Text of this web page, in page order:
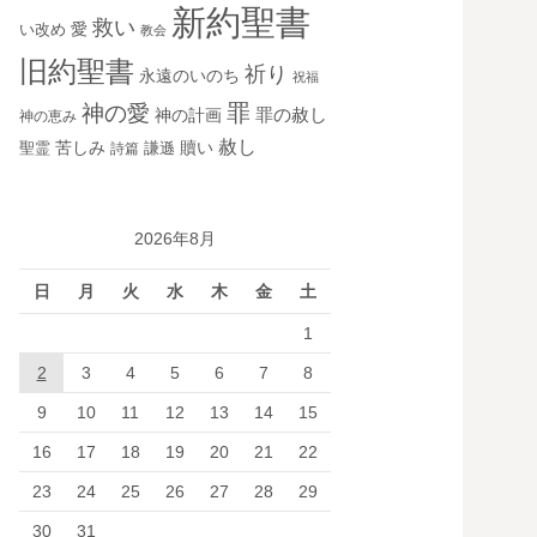
い改め 愛 救い 教会 新約聖書
旧約聖書 永遠のいのち 祈り 祝福
神の恵み 神の愛 神の計画 罪 罪の赦し
聖霊 苦しみ 詩篇 謙遜 贖い 赦し
2026年8月
日 月 火 水 木 金 土
1
2 3 4 5 6 7 8
9 10 11 12 13 14 15
16 17 18 19 20 21 22
23 24 25 26 27 28 29
30 31